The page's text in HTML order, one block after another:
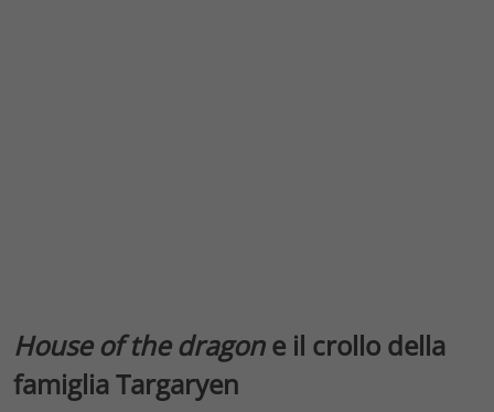
House of the dragone il crollo della
famiglia Targaryen